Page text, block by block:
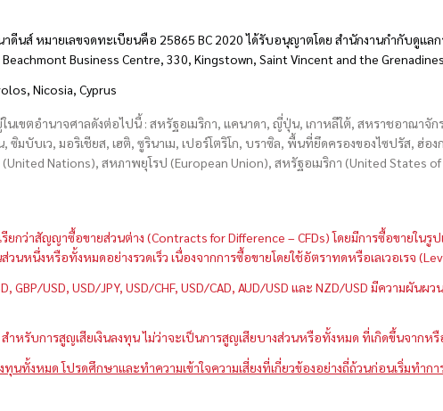
ดีนส์ หมายเลขจดทะเบียนคือ 25865 BC 2020 ได้รับอนุญาตโดย สำนักงานกำกับดูแล
Beachmont Business Centre, 330, Kingstown, Saint Vincent and the Grenadines
Nicosia, Cyprus
เขตอำนาจศาลดังต่อไปนี้ : สหรัฐอเมริกา, แคนาดา, ญี่ปุ่น, เกาหลีใต้, สหราชอาณาจั
ซิมบับเว, มอริเชียส, เฮติ, ซูรินาเม, เปอร์โตริโก, บราซิล, พื้นที่ยึดครองของไซปรัส, ฮ่อ
Nations), สหภาพยุโรป (European Union), สหรัฐอเมริกา (United States
กว่าสัญญาซื้อขายส่วนต่าง (Contracts for Difference – CFDs) โดยมีการซื้อขายใ
นหนึ่งหรือทั้งหมดอย่างรวดเร็ว เนื่องจากการซื้อขายโดยใช้อัตราทดหรือเลเวอเรจ
GBP/USD, USD/JPY, USD/CHF, USD/CAD, AUD/USD และ NZD/USD มีความผัน
หรับการสูญเสียเงินลงทุน ไม่ว่าจะเป็นการสูญเสียบางส่วนหรือทั้งหมด ที่เกิดขึ้นจากหรื
นทั้งหมด โปรดศึกษาและทำความเข้าใจความเสี่ยงที่เกี่ยวข้องอย่างถี่ถ้วนก่อนเริ่มทำกา